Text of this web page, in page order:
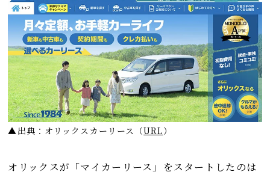
▲出典：オリックスカーリース （URL）
オリックスが「マイカーリース」をスタートしたのは